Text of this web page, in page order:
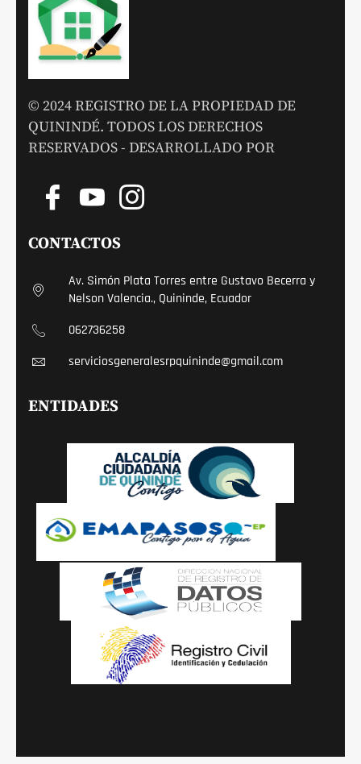
© 2024 REGISTRO DE LA PROPIEDAD DE
QUININDÉ. TODOS LOS DERECHOS
RESERVADOS - DESARROLLADO POR
CONTACTOS
Av. Simón Plata Torres entre Gustavo Becerra y
Nelson Valencia., Quininde, Ecuador
062736258
serviciosgeneralesrpquininde@gmail.com
ENTIDADES